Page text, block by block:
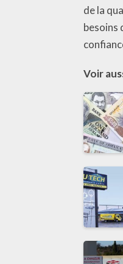
de la
besoins
Voir